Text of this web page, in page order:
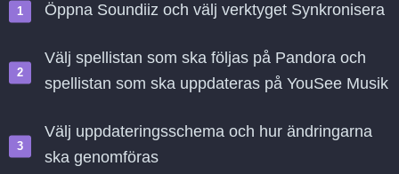
Öppna Soundiiz och välj verktyget Synkronisera
Välj spellistan som ska följas på Pandora och
spellistan som ska uppdateras på YouSee Musik
Välj uppdateringsschema och hur ändringarna
ska genomföras